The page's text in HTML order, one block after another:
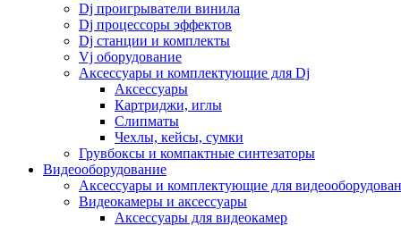
Dj проигрыватели винила
Dj процессоры эффектов
Dj станции и комплекты
Vj оборудование
Аксессуары и комплектующие для Dj
Аксессуары
Картриджи, иглы
Слипматы
Чехлы, кейсы, сумки
Грувбоксы и компактные синтезаторы
Видеооборудование
Аксессуары и комплектующие для
Видеокамеры и аксессуары
Аксессуары для видеокамер